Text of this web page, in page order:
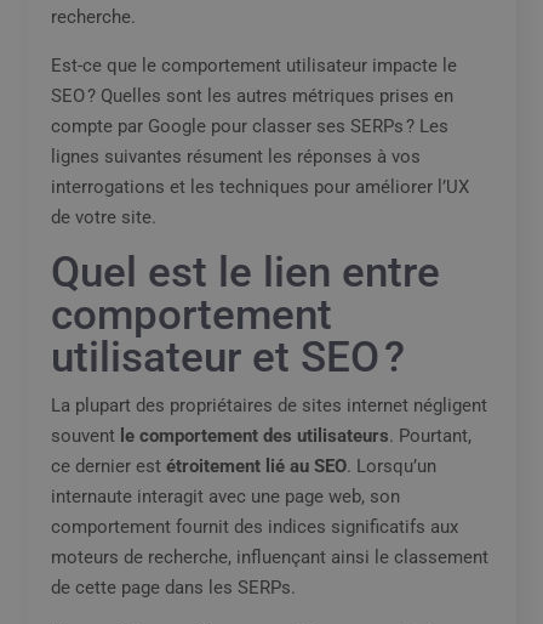
recherche.
Est-ce que le comportement utilisateur impacte le
SEO ? Quelles sont les autres métriques prises en
compte par Google pour classer ses SERPs ? Les
lignes suivantes résument les réponses à vos
interrogations et les techniques pour améliorer l’UX
de votre site.
Quel est le lien entre
comportement
utilisateur et SEO ?
La plupart des propriétaires de sites internet négligent
souvent le comportement des utilisateurs. Pourtant,
ce dernier estétroitement lié au SEO. Lorsqu’un
internaute interagit avec une page web, son
comportement fournit des indices significatifs aux
moteurs de recherche, influençant ainsi le classement
de cette page dans les SERPs.